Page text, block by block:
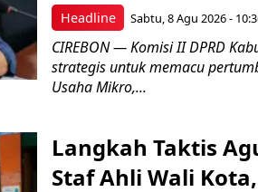
Headline Sabtu, 8 Agu 2026 -
CIREBON — Komisi II DPRD
strategis untuk memacu
Usaha Mikro,...
Langkah Taktis
Staf Ahli Wali